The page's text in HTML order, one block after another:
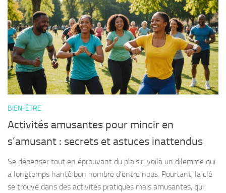
BIEN-ÊTRE
Activités amusantes pour mincir en
s’amusant : secrets et astuces inattendus
Se dépenser tout en éprouvant du plaisir, voilà un dilemme qui
a longtemps hanté bon nombre d’entre nous. Pourtant, la clé
se trouve dans des activités pratiques mais amusantes, qui